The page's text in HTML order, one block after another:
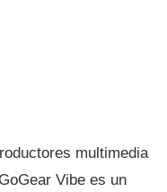
multimedia
Vibe es un